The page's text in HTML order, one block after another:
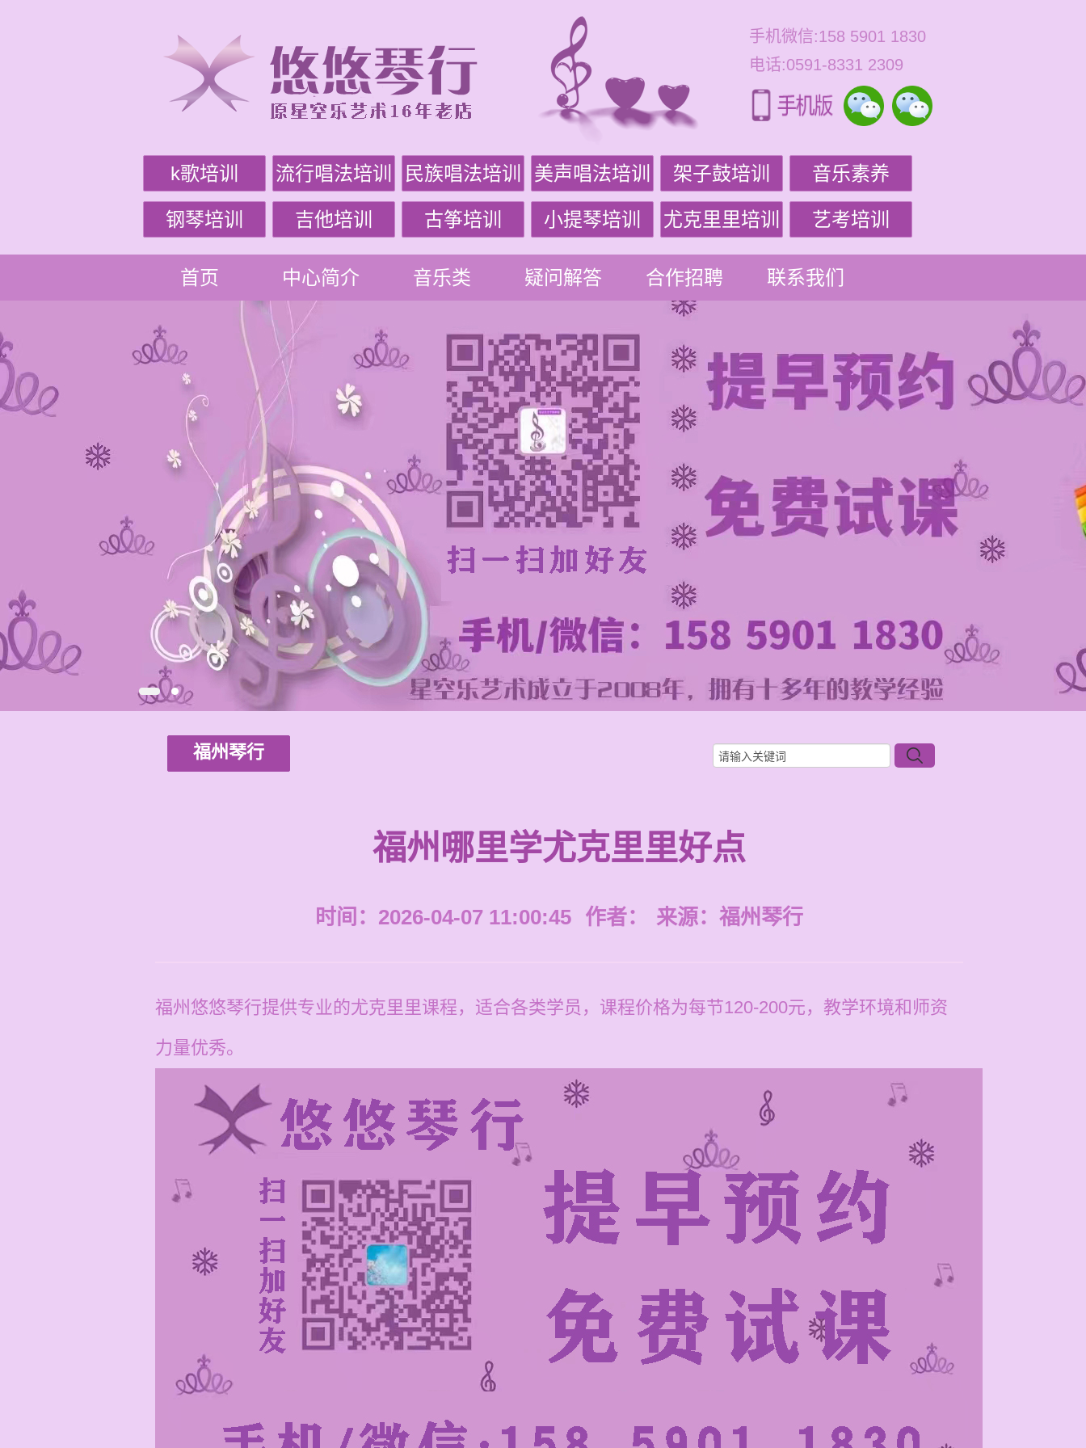
手机微信:158 5901 1830
电话:0591-8331 2309
k歌培训 流行唱法培训 民族唱法培训 美声唱法培训 架子鼓培训 音乐素养
钢琴培训 吉他培训 古筝培训 小提琴培训 尤克里里培训 艺考培训
首页 中心简介 音乐类 疑问解答 合作招聘 联系我们
福州琴行
福州哪里学尤克里里好点
时间：2026-04-07 11:00:45 作者： 来源： 福州琴行
福州悠悠琴行提供专业的尤克里里课程，适合各类学员，课程价格为每节120-200元，教学环境和师资
力量优秀。